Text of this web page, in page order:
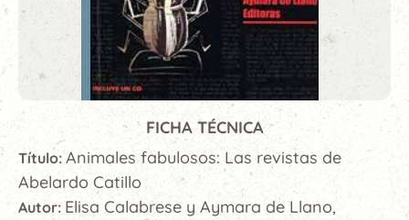
FICHA TÉCNICA
Título: Animales fabulosos: Las revistas de
Abelardo Catillo
Autor: Elisa Calabrese y Aymara de Llano,